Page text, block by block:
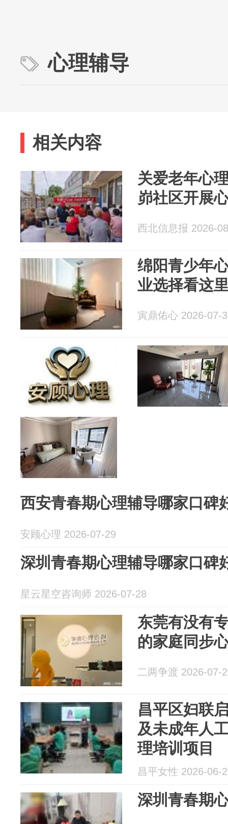
心理辅导
相关内容
关爱老年心
峁社区开展
西北信息报 2026-
绵阳青少年
业选择看这
寅鼎佑心 2026-07-
西安青春期心理辅导哪家口碑
安顾心理 2026-07-29
深圳青春期心理辅导哪家口碑
星云星空咨询师 2026-07-28
东莞有没有
的家庭同步
二两争渡 2026-07-
昌平区妇联
及未成年人
理培训项目
昌平女性 2026-06-
深圳青春期